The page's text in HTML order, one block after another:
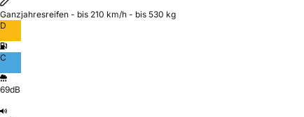
Ganzjahresreifen - bis 210 km/h - bis 530 kg
D
C
69dB